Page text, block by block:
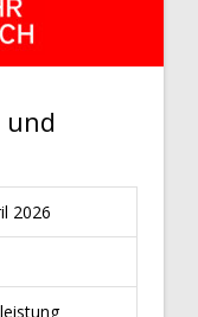
und
2026